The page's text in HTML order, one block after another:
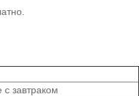
завтраком